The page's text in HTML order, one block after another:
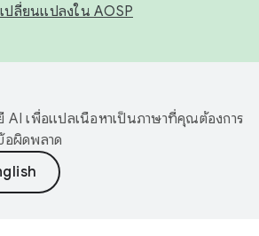
เปลี่ยนแปลงใน AOSP
AI เพื่อแปลเนื้อหาเป็นภาษาที่คุณต้องการ
อผิดพลาด